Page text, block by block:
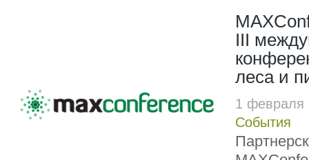
III
леса и
1
События